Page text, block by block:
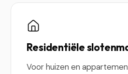
Residentiële
Voor huizen en